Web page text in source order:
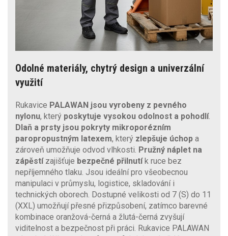
Odolné materiály, chytrý design a univerzální
využití
Rukavice PALAWAN jsou vyrobeny z pevného
nylonu, který poskytuje vysokou odolnost a pohodlí.
Dlaň a prsty jsou pokryty mikroporézním
paropropustným latexem, který zlepšuje úchop a
zároveň umožňuje odvod vlhkosti. Pružný náplet na
zápěstí zajišťuje bezpečné přilnutí k ruce bez
nepříjemného tlaku. Jsou ideální pro všeobecnou
manipulaci v průmyslu, logistice, skladování i
technických oborech. Dostupné velikosti od 7 (S) do 11
(XXL) umožňují přesné přizpůsobení, zatímco barevné
kombinace oranžová-černá a žlutá-černá zvyšují
viditelnost a bezpečnost při práci. Rukavice PALAWAN